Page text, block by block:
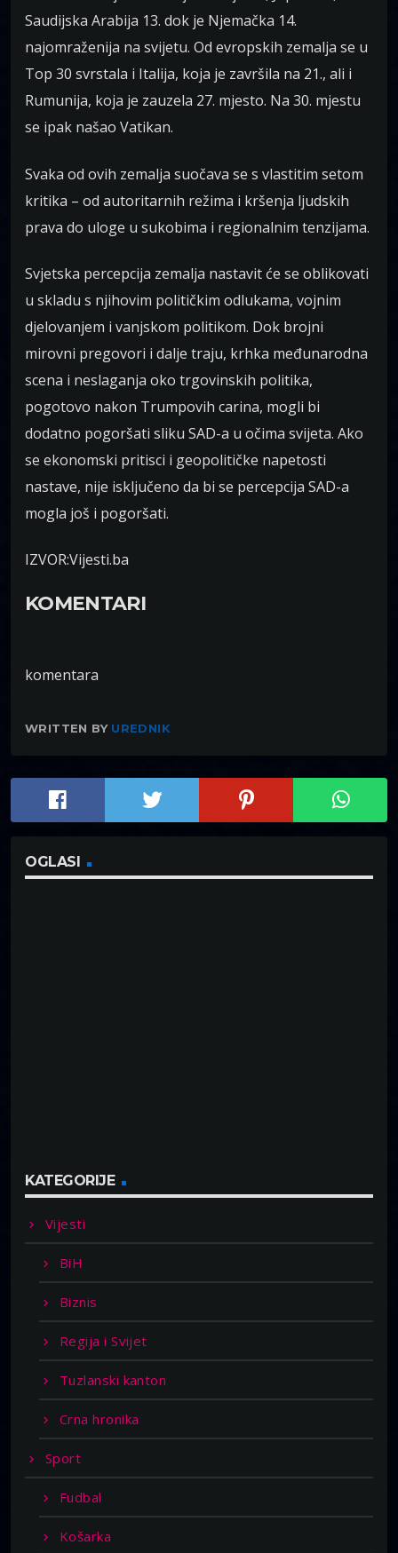
Saudijska Arabija 13. dok je Njemačka 14.
najomraženija na svijetu. Od evropskih zemalja se u
Top 30 svrstala i Italija, koja je završila na 21., ali i
Rumunija, koja je zauzela 27. mjesto. Na 30. mjestu
se ipak našao Vatikan.
Svaka od ovih zemalja suočava se s vlastitim setom
kritika – od autoritarnih režima i kršenja ljudskih
prava do uloge u sukobima i regionalnim tenzijama.
Svjetska percepcija zemalja nastavit će se oblikovati
u skladu s njihovim političkim odlukama, vojnim
djelovanjem i vanjskom politikom. Dok brojni
mirovni pregovori i dalje traju, krhka međunarodna
scena i neslaganja oko trgovinskih politika,
pogotovo nakon Trumpovih carina, mogli bi
dodatno pogoršati sliku SAD-a u očima svijeta. Ako
se ekonomski pritisci i geopolitičke napetosti
nastave, nije isključeno da bi se percepcija SAD-a
mogla još i pogoršati.
IZVOR:Vijesti.ba
KOMENTARI
komentara
WRITTEN BY UREDNIK
OGLASI
KATEGORIJE
Vijesti
BiH
Biznis
Regija i Svijet
Tuzlanski kanton
Crna hronika
Sport
Fudbal
Košarka